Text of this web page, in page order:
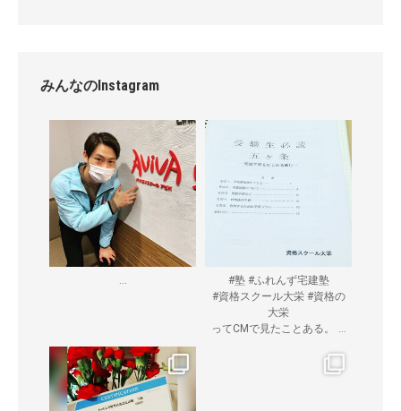
みんなのInstagram
...
#塾 #ふれんず宅建塾
#資格スクール大栄 #資格の
大栄
ってCMで見たことある。
...